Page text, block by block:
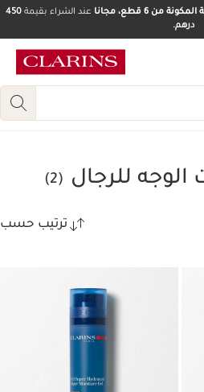
انتقل إلى أسفل الصفحة
من 6 قطع، مجانا عند الشراء بقيمة450
درهم.
للرجال (2)
ترتيب حسب